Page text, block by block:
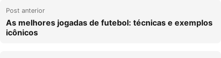
Post anterior
As melhores jogadas de futebol: técnicas e exemplos
icônicos